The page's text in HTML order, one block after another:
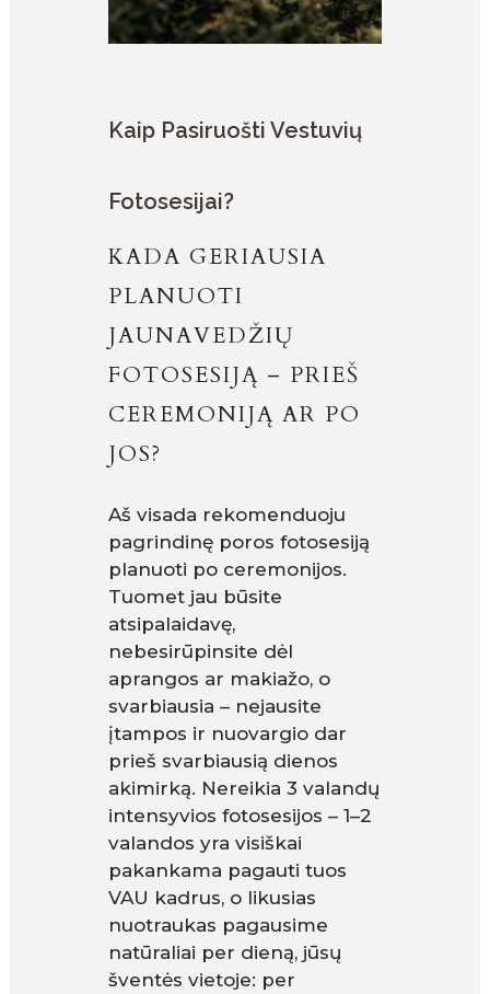
Kaip Pasiruošti Vestuvių
Fotosesijai?
KADA GERIAUSIA
PLANUOTI
JAUNAVEDŽIŲ
FOTOSESIJĄ – PRIEŠ
CEREMONIJĄ AR PO
JOS?
Aš visada rekomenduoju
pagrindinę poros fotosesiją
planuoti po ceremonijos.
Tuomet jau būsite
atsipalaidavę,
nebesirūpinsite dėl
aprangos ar makiažo, o
svarbiausia – nejausite
įtampos ir nuovargio dar
prieš svarbiausią dienos
akimirką. Nereikia 3 valandų
intensyvios fotosesijos – 1–2
valandos yra visiškai
pakankama pagauti tuos
VAU kadrus, o likusias
nuotraukas pagausime
natūraliai per dieną, jūsų
šventės vietoje: per